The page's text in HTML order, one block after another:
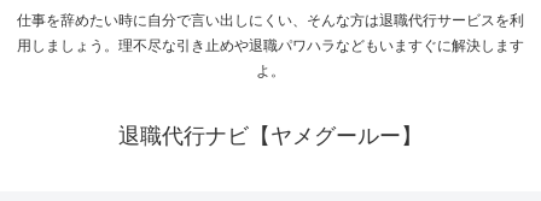
仕事を辞めたい時に自分で言い出しにくい、そんな方は退職代行サービスを利
用しましょう。理不尽な引き止めや退職パワハラなどもいますぐに解決します
よ。
退職代行ナビ【ヤメグールー】